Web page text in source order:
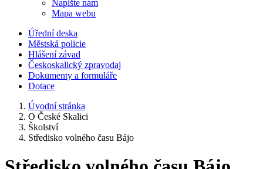
Napište nám
Mapa webu
Úřední deska
Městská policie
Hlášení závad
Českoskalický zpravodaj
Dokumenty a formuláře
Dotace
Úvodní stránka
O České Skalici
Školství
Středisko volného času Bájo